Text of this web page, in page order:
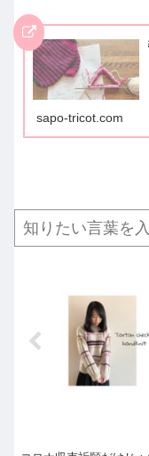
sapo-tricot.com